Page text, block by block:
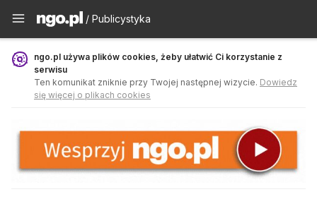
Publicystyka - ngo.pl
/ Publicystyka
ngo.pl używa plików cookies, żeby ułatwić Ci korzystanie z
serwisu
Ten komunikat zniknie przy Twojej następnej wizycie. Dowiedz
się więcej o plikach cookies